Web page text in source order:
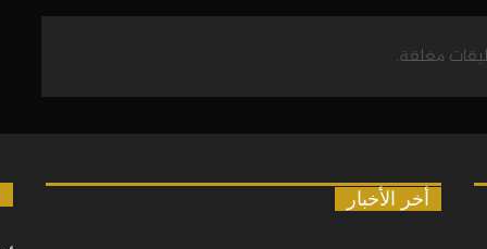
مغلقة.
أخر الأخبار